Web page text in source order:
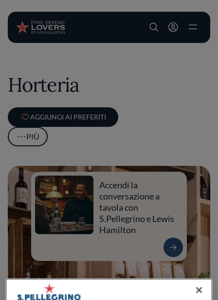
User account
Horteria
AGGIUNGI AI PREFERITI
PIÙ
Accendi la
conversazione a
tavola con
S.Pellegrino e Lewis
Hamilton